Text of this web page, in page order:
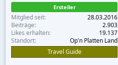
Ersteller
Mitglied seit
28.03.2016
Beiträge
2.903
Likes erhalten
19.137
Standort
Op'n Platten Land
Travel Guide